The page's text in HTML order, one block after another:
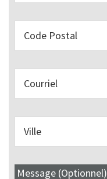
Message (Optionnel)